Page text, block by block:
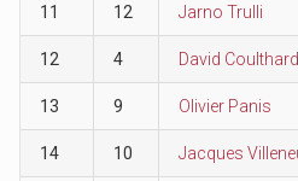
11 12 Jarno Trulli
12 4 David Coulthard
13 9 Olivier Panis
14 10 Jacques